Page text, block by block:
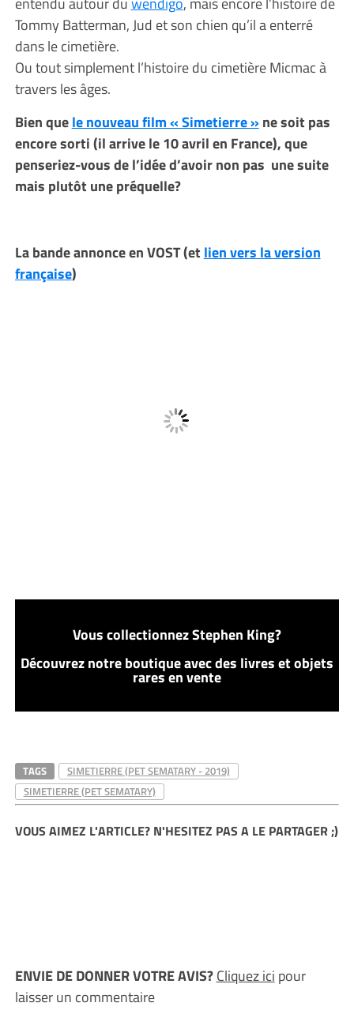
Tommy Batterman, Jud et son chien qu’il a enterré
dans le cimetière.
Ou tout simplement l’histoire du cimetière Micmac à
travers les âges.
Bien quele nouveau film « Simetierre »ne soit pas
encore sorti (il arrive le 10 avril en France), que
penseriez-vous de l’idée d’avoir non pas une suite
mais plutôt une préquelle?
La bande annonce en VOST (et lien vers la version
française)
Vous collectionnez Stephen King?
Découvrez notre boutique avec des livres et objets
rares en vente
TAGS
SIMETIERRE (PET SEMATARY - 2019)
SIMETIERRE (PET SEMATARY)
VOUS AIMEZ L'ARTICLE? N'HESITEZ PAS A LE PARTAGER ;)
ENVIE DE DONNER VOTRE AVIS?Cliquez ici pour
laisser un commentaire